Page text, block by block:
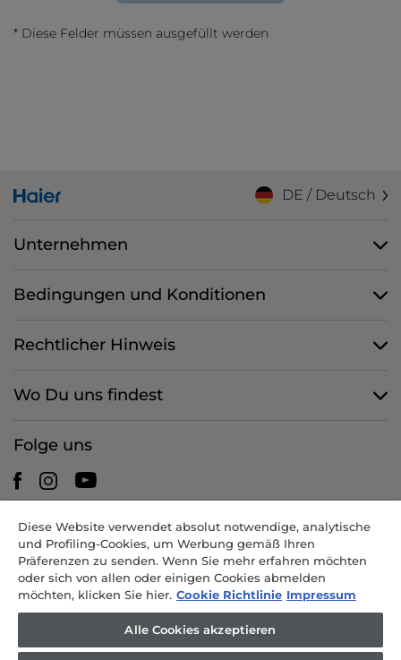
Kaffeemaschinen
Solarprodukte
* Diese Felder müssen ausgefüllt werden
DE / Deutsch
Unternehmen
Bedingungen und Konditionen
Rechtlicher Hinweis
Wo Du uns findest
Folge uns
CANDY HOOVER GROUP S.r.I. - mit Alleingesellschafter -
RECHTSSITZ: Via Comolli 57 - 20861 Brugherio (MB) - Italien -
VERWALTUNGSSITZE: Via Privata Eden Fumagalli snc - 20861
Brugherio (MB) und Via Trento 20/A-22 - 20871 Vimercate (MB) -
35.000.000,00 EUR voll eingezahlt - Steuernr. und Nr. der Eintragung
im Handelsregister Mailand-Monza-Brianza-Lodi 04666310158 - USt-
Diese Website verwendet absolut notwendige, analytische
und Profiling-Cookies, um Werbung gemäß Ihren
Präferenzen zu senden. Wenn Sie mehr erfahren möchten
oder sich von allen oder einigen Cookies abmelden
möchten, klicken Sie hier. Cookie Richtlinie Impressum
Alle Cookies akzeptieren